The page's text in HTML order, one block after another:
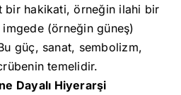
bir hakikati, örneğin ilahi bir
imgede (örneğin güneş)
güç, sanat, sembolizm,
temelidir.
Dayalı Hiyerarşi